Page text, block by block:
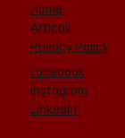
Dati
Home
Articoli
Privacy Policy
Facebook
Instagram
LinkedIn